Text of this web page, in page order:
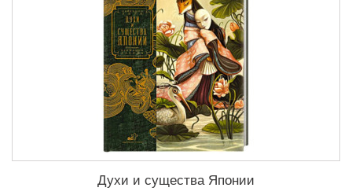
Духи и существа Японии